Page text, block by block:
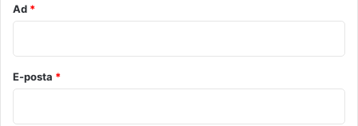
Ad *
E-posta *